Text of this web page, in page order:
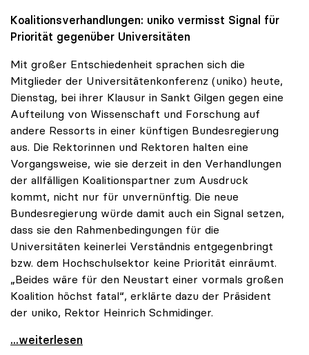
Koalitionsverhandlungen: uniko vermisst Signal für
Priorität gegenüber Universitäten
Mit großer Entschiedenheit sprachen sich die
Mitglieder der Universitätenkonferenz (uniko) heute,
Dienstag, bei ihrer Klausur in Sankt Gilgen gegen eine
Aufteilung von Wissenschaft und Forschung auf
andere Ressorts in einer künftigen Bundesregierung
aus. Die Rektorinnen und Rektoren halten eine
Vorgangsweise, wie sie derzeit in den Verhandlungen
der allfälligen Koalitionspartner zum Ausdruck
kommt, nicht nur für unvernünftig. Die neue
Bundesregierung würde damit auch ein Signal setzen,
dass sie den Rahmenbedingungen für die
Universitäten keinerlei Verständnis entgegenbringt
bzw. dem Hochschulsektor keine Priorität einräumt.
„Beides wäre für den Neustart einer vormals großen
Koalition höchst fatal“, erklärte dazu der Präsident
der uniko, Rektor Heinrich Schmidinger.
Rektorinnen und Rektoren gegen Aufteilung von
...weiterlesen